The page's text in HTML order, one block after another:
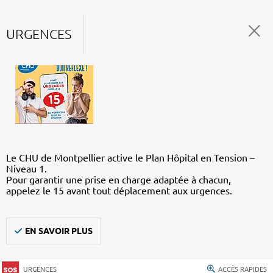
URGENCES
Le CHU de Montpellier active le Plan Hôpital en Tension –
Niveau 1.
Pour garantir une prise en charge adaptée à chacun,
appelez le 15 avant tout déplacement aux urgences.
EN SAVOIR PLUS
URGENCES ACCÈS RAPIDES